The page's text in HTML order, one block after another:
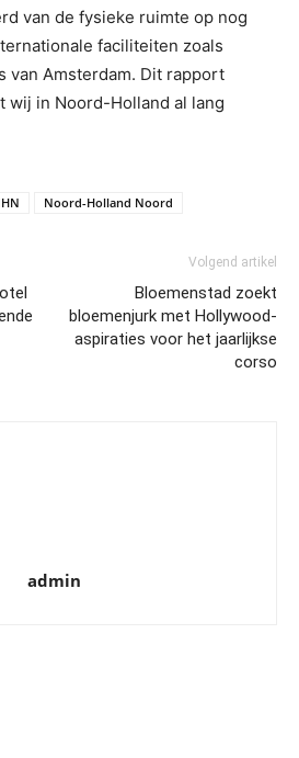
van de fysieke ruimte op nog
faciliteiten zoals
van Amsterdam. Dit rapport
wij in Noord-Holland al lang
Noord-Holland Noord
Volgend artikel
Bloemenstad zoekt
bloemenjurk met Hollywood-
aspiraties voor het jaarlijkse
corso
admin